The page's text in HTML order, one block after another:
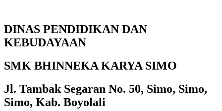
DINAS PENDIDIKAN DAN
KEBUDAYAAN
SMK BHINNEKA KARYA SIMO
Jl. Tambak Segaran No. 50, Simo, Simo,
Simo, Kab. Boyolali